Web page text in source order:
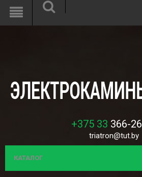
: Function mcrypt_create_iv() is
/var/www/h108956/data/www/
+375 33 366-
triatron@tut.by
КАТАЛОГ